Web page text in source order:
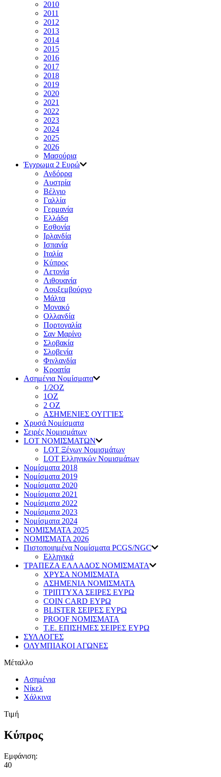
2010
2011
2012
2013
2014
2015
2016
2017
2018
2019
2020
2021
2022
2023
2024
2025
2026
Μασούρια
Έγχρωμα 2 Ευρώ
Ανδόρρα
Αυστρία
Βέλγιο
Γαλλία
Γερμανία
Ελλάδα
Εσθονία
Ιρλανδία
Ισπανία
Ιταλία
Κύπρος
Λετονία
Λιθουανία
Λουξεμβούργο
Μάλτα
Μονακό
Ολλανδία
Πορτογαλία
Σαν Μαρίνο
Σλοβακία
Σλοβενία
Φινλανδία
Κροατία
Ασημένια Νομίσματα
1/2ΟΖ
1ΟΖ
2 OZ
ΑΣΗΜΕΝΙΕΣ ΟΥΓΓΙΕΣ
Χρυσά Νομίσματα
Σειρές Νομισμάτων
LOT ΝΟΜΙΣΜΑΤΩΝ
LOT Ξένων Νομισμάτων
LOT Ελληνικών Νομισμάτων
Νομίσματα 2018
Νομίσματα 2019
Νομίσματα 2020
Νομίσματα 2021
Νομίσματα 2022
Νομίσματα 2023
Νομίσματα 2024
ΝΟΜΙΣΜΑΤΑ 2025
ΝΟΜΙΣΜΑΤΑ 2026
Πιστοποιημένα Νομίσματα PCGS/NGC
Ελληνικά
ΤΡΑΠΕΖΑ ΕΛΛΑΔΟΣ ΝΟΜΙΣΜΑΤΑ
ΧΡΥΣΑ ΝΟΜΙΣΜΑΤΑ
ΑΣΗΜΕΝΙΑ ΝΟΜΙΣΜΑΤΑ
ΤΡΙΠΤΥΧΑ ΣΕΙΡΕΣ ΕΥΡΩ
COIN CARD ΕΥΡΩ
BLISTER ΣΕΙΡΕΣ ΕΥΡΩ
PROOF ΝΟΜΙΣΜΑΤΑ
Τ.Ε. ΕΠΙΣΗΜΕΣ ΣΕΙΡΕΣ ΕΥΡΩ
ΣΥΛΛΟΓΕΣ
ΟΛΥΜΠΙΑΚΟΙ ΑΓΩΝΕΣ
Μέταλλο
Ασημένια
Νίκελ
Χάλκινα
Τιμή
Κύπρος
Εμφάνιση:
40